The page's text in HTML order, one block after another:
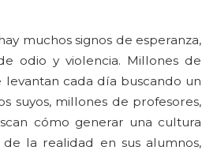
muchos signos de esperanza,
odio y violencia. Millones de
levantan cada día buscando un
suyos, millones de profesores,
cómo generar una cultura
la realidad en sus alumnos,